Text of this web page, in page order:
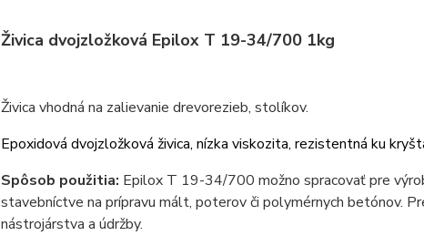
Živica dvojzložková Epilox T 19-34/700 1kg
Živica vhodná na zalievanie drevorezieb, stolíkov.
Epoxidová dvojzložková živica, nízka viskozita, rezistentná ku
Spôsob použitia: Epilox T 19-34/700 možno spracovať pre
stavebníctve na prípravu mált, poterov či polymérnych betónov.
nástrojárstva a údržby.